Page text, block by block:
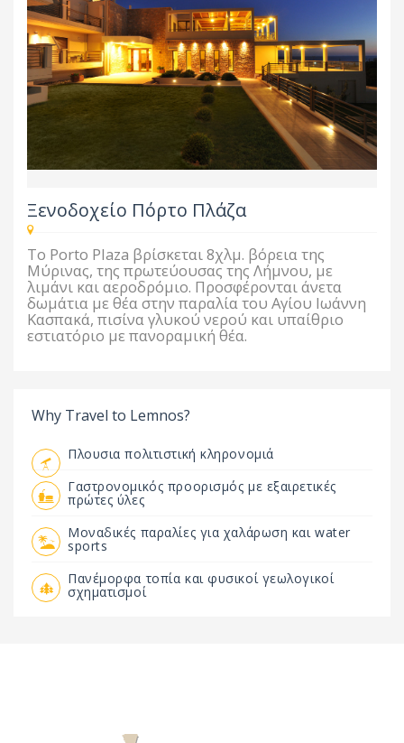
Ξενοδοχείο Πόρτο Πλάζα
Το Porto Plaza βρίσκεται 8χλμ. βόρεια της
Μύρινας, της πρωτεύουσας της Λήμνου, με
λιμάνι και αεροδρόμιο. Προσφέρονται άνετα
δωμάτια με θέα στην παραλία του Αγίου Ιωάννη
Κασπακά, πισίνα γλυκού νερού και υπαίθριο
εστιατόριο με πανοραμική θέα.
Why Travel to Lemnos?
Πλουσια πολιτιστική κληρονομιά
Γαστρονομικός προορισμός με εξαιρετικές
πρώτες ύλες
Μοναδικές παραλίες για χαλάρωση και water
sports
Πανέμορφα τοπία και φυσικοί γεωλογικοί
σχηματισμοί